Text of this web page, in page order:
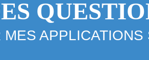
APPLICATIONS